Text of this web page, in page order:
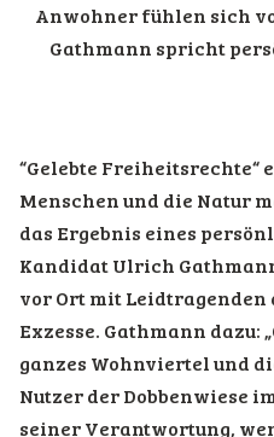
Anwohner fühlen sich
Gathmann spricht
“Gelebte Freiheitsrechte“
Menschen und die Natur
das Ergebnis eines
Kandidat Ulrich
vor Ort mit Leidtragenden
Exzesse. Gathmann dazu:
ganzes Wohnviertel und
Nutzer der Dobbenwiese
seiner Verantwortung,